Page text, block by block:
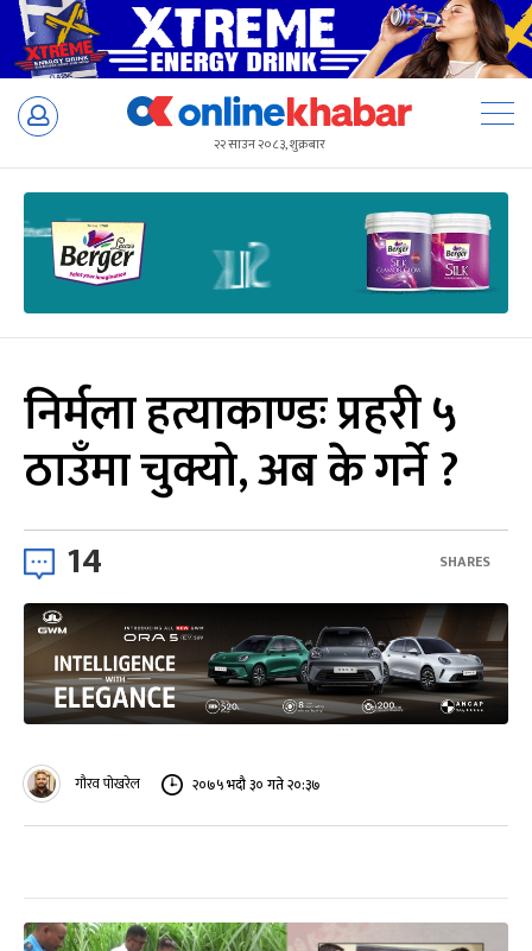
Skip
२२ साउन २०८३, शुक्रबार
निर्मला हत्याकाण्डः प्रहरी ५
ठाउँमा चुक्यो, अब के गर्ने ?
14 SHARES
गौरव पोखरेल २०७५ भदौ ३० गते २०:३७